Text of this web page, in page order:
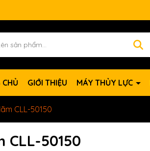
GIỚI THIỆU MÁY THỦY LỰC
CLL-50150
CLL-50150